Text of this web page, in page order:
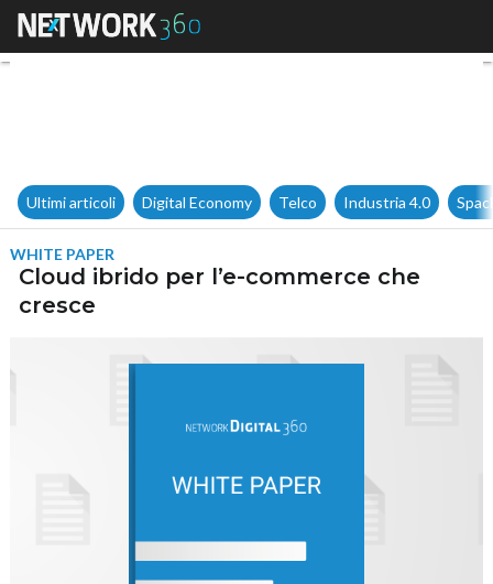
Cloud ibrido per l’e-
Ultimi articoli Digital Economy Telco Industria 4.0
WHITE PAPER
Cloud ibrido per l’e-commerce che
cresce